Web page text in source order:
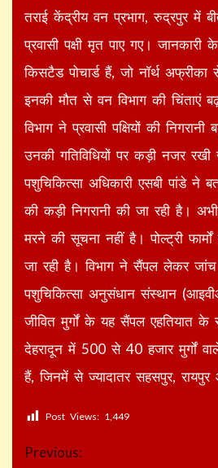
तराई केंद्रीय वन प्रभाग, रुद्रपुर में
प्रवासी पक्षी मृत पाए गए। जानकारी
किसटैड पोचार्ड हैं, जो नॉर्थ
इनकी मौत से वन विभाग की चिंताएं
विभाग ने प्रवासी पक्षियों की
उनकी गतिविधियों पर कड़ी नजर रखी
पशुचिकित्सा अधिकारी एसबी पांडे ने
की कड़ी निगरानी की जा रही है।
मरने की सूचना नहीं है। पोल्ट्री
जा रही है। विभाग ने सैंपल लेकर जांच
पशुचिकित्सा अनुसंधान संस्थान
जीवित मुर्गों के यह सैंपल एहतियात
देहरादून में 500 से 40 हजार मुर्गों
हैं, जिनमें से ज्यादातर सहसपुर, रायपुर
Post Views: 1,449
Continue
Previous: